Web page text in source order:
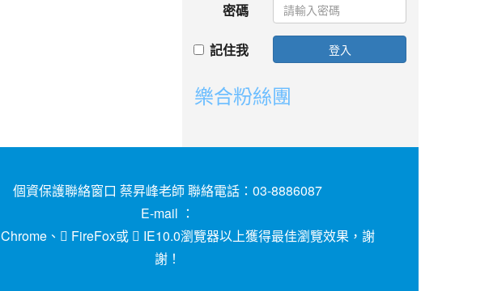
密碼
記住我 登入
樂合粉絲團
個資保護聯絡窗口 蔡昇峰老師 聯絡電話：03-8886087
E-mail ：
Chrome 、 FireFox或
IE10.0瀏覽器以上獲得最佳瀏覽效果，謝
謝！